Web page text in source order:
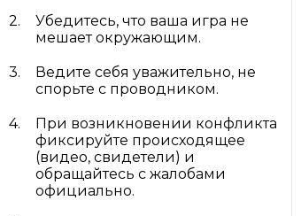
Убедитесь, что ваша игра не
мешает окружающим.
Ведите себя уважительно, не
спорьте с проводником.
При возникновении конфликта
фиксируйте происходящее
(видео, свидетели) и
обращайтесь с жалобами
официально.